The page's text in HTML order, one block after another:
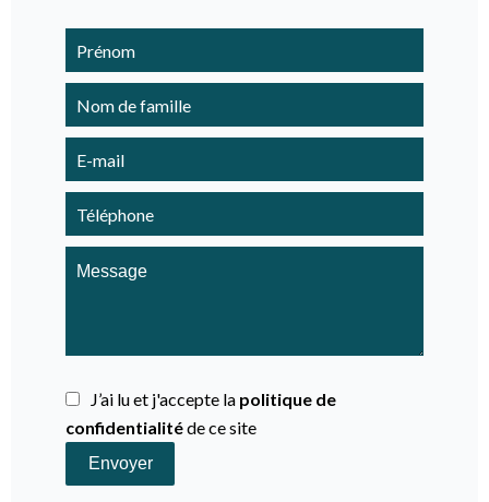
J’ai lu et j'accepte la politique de
confidentialitéde ce site
Envoyer